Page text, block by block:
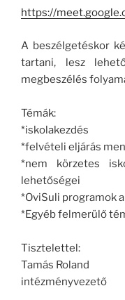
https://
A beszélgetéskor
tartani, lesz
megbeszélés
Témák:
*iskolakezdés
*felvételi eljárás
*nem körzetes
lehetőségei
*OviSuli programok
*Egyéb felmerülő
Tisztelettel:
Tamás Roland
intézményvezető